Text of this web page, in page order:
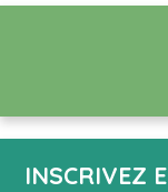
INSCRIVEZ